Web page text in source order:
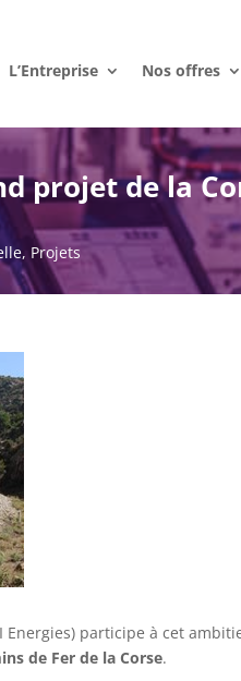
L’Entreprise Nos offres
projet de la
, Projets
Energies) participe à cet
de Fer de la Corse.